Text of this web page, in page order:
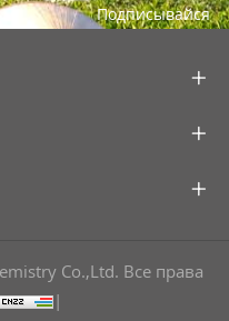
Подписывайся
Co.,Ltd. Все права
|